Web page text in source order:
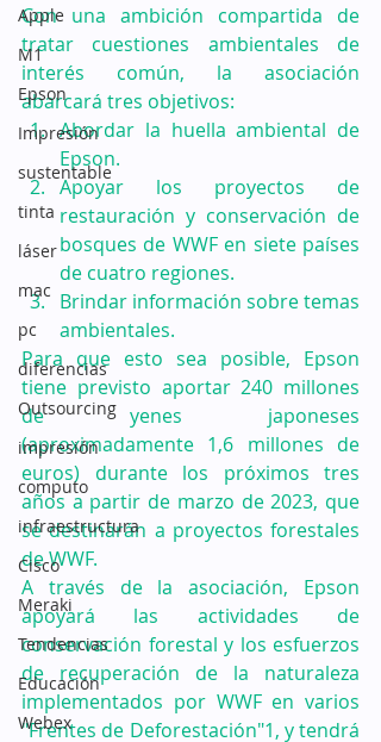
Apple
M1
Epson
Impresión
sustentable
tinta
láser
mac
pc
diferencias
Outsourcing
impresión
computo
infraestructura
Cisco
Meraki
Tendencias
Educación
Webex
Con una ambición compartida de
tratar cuestiones ambientales de
interés común, la asociación
abarcará tres objetivos:
Abordar la huella ambiental de
Epson.
Apoyar los proyectos de
restauración y conservación de
bosques de WWF en siete países
de cuatro regiones.
Brindar información sobre temas
ambientales.
Para que esto sea posible, Epson
tiene previsto aportar 240 millones
de yenes japoneses
(aproximadamente 1,6 millones de
euros) durante los próximos tres
años a partir de marzo de 2023, que
se destinarán a proyectos forestales
de WWF.
A través de la asociación, Epson
apoyará las actividades de
conservación forestal y los esfuerzos
de recuperación de la naturaleza
implementados por WWF en varios
"Frentes de Deforestación"1, y tendrá